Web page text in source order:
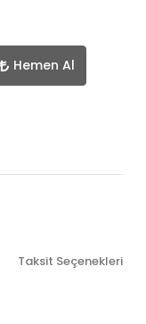
Hemen Al
Taksit Seçenekleri